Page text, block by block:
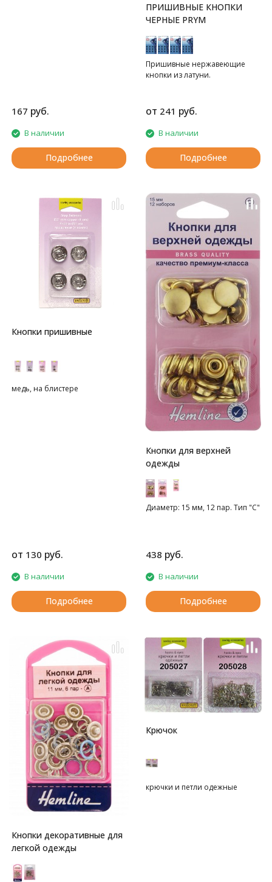
167 руб.
В наличии
Подробнее
ПРИШИВНЫЕ КНОПКИ
ЧЕРНЫЕ PRYM
Пришивные нержавеющие
кнопки из латуни.
от 241 руб.
В наличии
Подробнее
Кнопки пришивные
медь, на блистере
от 130 руб.
В наличии
Подробнее
Кнопки для верхней
одежды
Диаметр: 15 мм, 12 пар. Тип "С"
438 руб.
В наличии
Подробнее
Кнопки декоративные для
легкой одежды
Крючок
крючки и петли одежные